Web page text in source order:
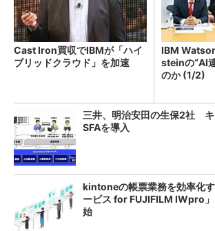
Cast Iron買収でIBMが「ハイ
ブリッドクラウド」を加速
IBM
steinの“AI
のか (1/2)
三井、明治安田の生保2社
SFAを導入
kintoneの帳票業務を効率化
ービス for FUJIFILM IWpro
始